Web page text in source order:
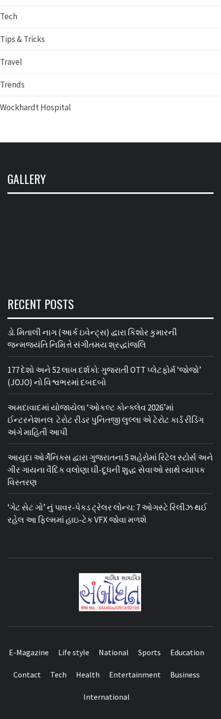
Tech
Tips & Tricks
Travel
Trends
Wockhardt Hospital
GALLERY
RECENT POSTS
ડો. મિતાલી નાગ (આર્ક ઇવેન્ટ્સ) દ્વારા કિશોર કુમારની
જન્મજયંતિ નિમિત્તે સંગીતમય શ્રદ્ધાંજલિ
177 દેશો અને 52 લાખ દર્શકો: ગુજરાતી OTT પ્લેટફોર્મ ‘જોજો’
(JOJO) નો વિશ્વભરમાં દબદબો
અમદાવાદમાં યોજાયેલા ‘ઓકલ્ટ કોન્ક્લેવ 2026’માં
ઈન્ટરનેશનલ ટેરોટ રીડર પુનિતજી લુલ્લા એ ટેરોટ કાર્ડ રીડિંગ
અંગે માહિતી આપી
આયુદા ઓર્ગેનિક્સ દ્વારા ગુજરાતના 5 શહેરોમાં રિટેલ સ્ટોર્સ અને
ગીર ગાયના વૈદિક વલોણા ઘી-દૂધની શુદ્ધ સેવાઓ સાથે વ્યાપક
વિસ્તરણ
‘ગેટ સેટ ગો’ નું પાવર-પેક્ડ ટ્રેલર લોન્ચ: 7 ઓગસ્ટે રિલીઝ થઈ
રહેલ આ ફિલ્મમાં હાઇ-ટેક VFX જોવા મળશે
E-Magazine Life style National Sports Education
Contact Tech Health Entertainment Business
International